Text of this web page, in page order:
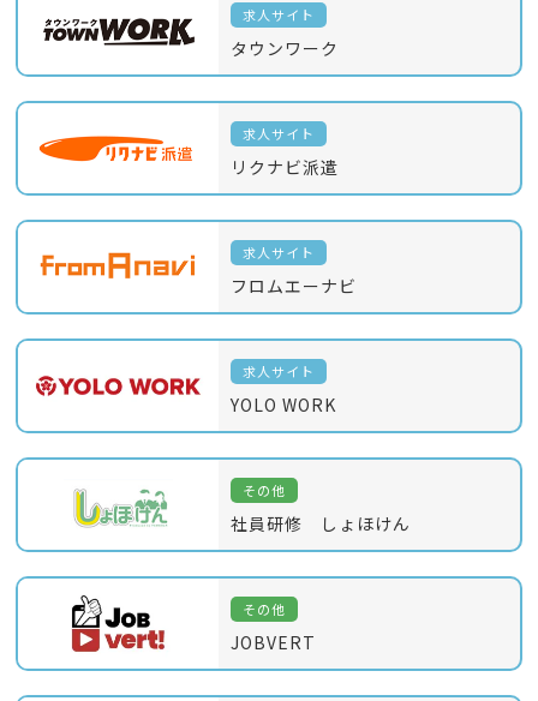
求人サイト
タウンワーク
求人サイト
リクナビ派遣
求人サイト
フロムエーナビ
求人サイト
YOLO WORK
その他
社員研修 しょほけん
その他
JOBVERT